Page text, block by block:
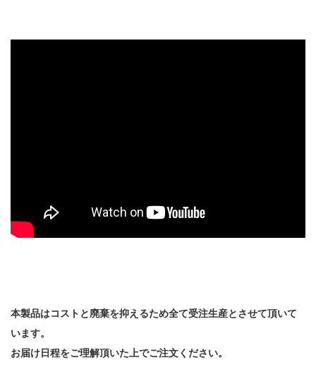
本製品はコストと廃棄を抑えるため全て受注生産とさせて頂いて
います。
お届け日程をご理解頂いた上でご注文ください。